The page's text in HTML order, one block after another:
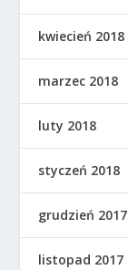
kwiecień 2018
marzec 2018
luty 2018
styczeń 2018
grudzień 2017
listopad 2017